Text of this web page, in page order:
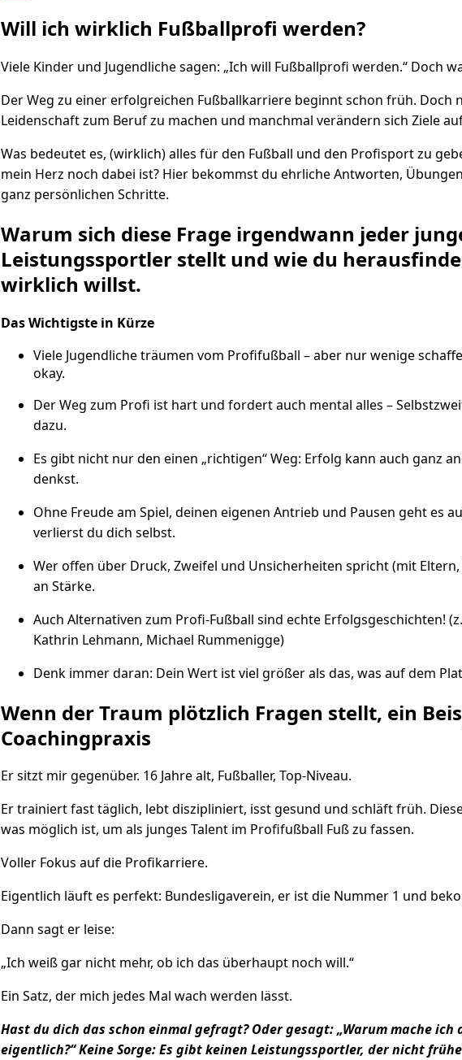
Will ich wirklich Fußballprofi werden?
Viele Kinder und Jugendliche sagen: „Ich will Fußballprofi werden.“ Doch
Der Weg zu einer erfolgreichen Fußballkarriere beginnt schon früh. Doch
Leidenschaft zum Beruf zu machen und manchmal verändern sich Ziele
Was bedeutet es, (wirklich) alles für den Fußball und den Profisport zu
mein Herz noch dabei ist? Hier bekommst du ehrliche Antworten,
ganz persönlichen Schritte.
Warum sich diese Frage irgendwann jeder
Leistungssportler stellt und wie du
wirklich willst.
Das Wichtigste in Kürze
Viele Jugendliche träumen vom Profifußball – aber nur wenige
okay.
Der Weg zum Profi ist hart und fordert auch mental alles –
dazu.
Es gibt nicht nur den einen „richtigen“ Weg: Erfolg kann auch ganz
denkst.
Ohne Freude am Spiel, deinen eigenen Antrieb und Pausen geht es
verlierst du dich selbst.
Wer offen über Druck, Zweifel und Unsicherheiten spricht (mit Eltern,
an Stärke.
Auch Alternativen zum Profi-Fußball sind echte Erfolgsgeschichten!
Kathrin Lehmann, Michael Rummenigge)
Denk immer daran: Dein Wert ist viel größer als das, was auf dem
Wenn der Traum plötzlich Fragen stellt, ein
Coachingpraxis
Er sitzt mir gegenüber. 16 Jahre alt, Fußballer, Top-Niveau.
Er trainiert fast täglich, lebt diszipliniert, isst gesund und schläft früh.
was möglich ist, um als junges Talent im Profifußball Fuß zu fassen.
Voller Fokus auf die Profikarriere.
Eigentlich läuft es perfekt: Bundesligaverein, er ist die Nummer 1 und
Dann sagt er leise:
„Ich weiß gar nicht mehr, ob ich das überhaupt noch will.“
Ein Satz, der mich jedes Mal wach werden lässt.
Hast du dich das schon einmal gefragt? Oder gesagt: „Warum mache ich
eigentlich?“ Keine Sorge: Es gibt keinen Leistungssportler, der nicht